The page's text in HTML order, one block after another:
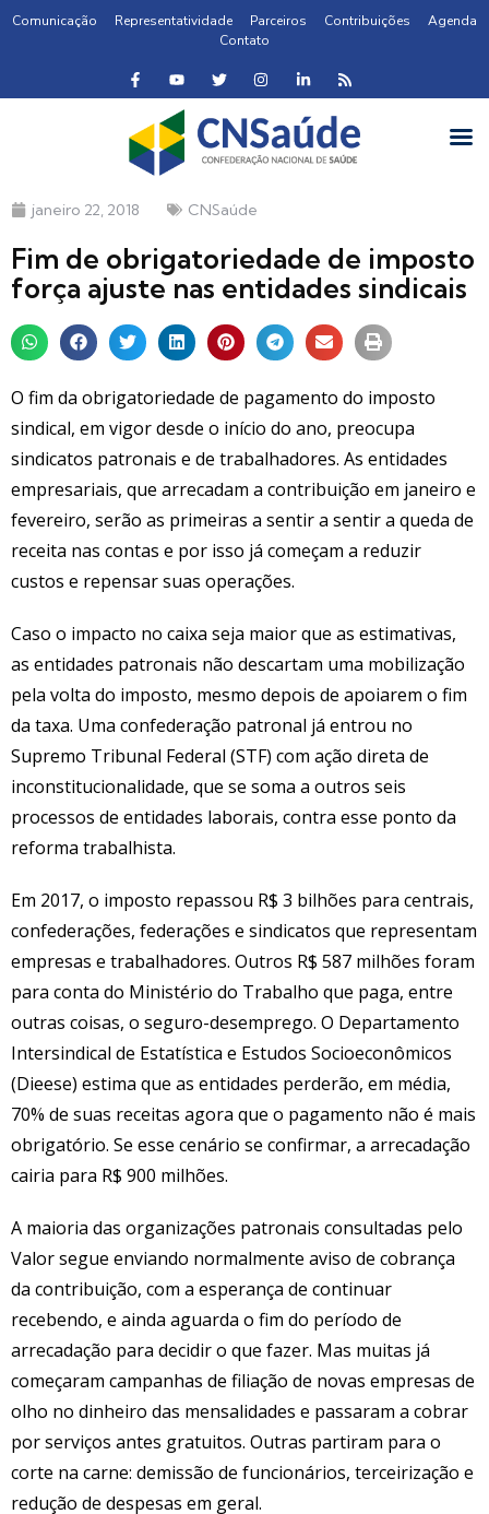
Comunicação Representatividade Parceiros Contribuições
Agenda
Contato
janeiro 22, 2018 CNSaúde
Fim de obrigatoriedade de imposto
força ajuste nas entidades sindicais
O fim da obrigatoriedade de pagamento do imposto
sindical, em vigor desde o início do ano, preocupa
sindicatos patronais e de trabalhadores. As entidades
empresariais, que arrecadam a contribuição em janeiro e
fevereiro, serão as primeiras a sentir a sentir a queda de
receita nas contas e por isso já começam a reduzir
custos e repensar suas operações.
Caso o impacto no caixa seja maior que as estimativas,
as entidades patronais não descartam uma mobilização
pela volta do imposto, mesmo depois de apoiarem o fim
da taxa. Uma confederação patronal já entrou no
Supremo Tribunal Federal (STF) com ação direta de
inconstitucionalidade, que se soma a outros seis
processos de entidades laborais, contra esse ponto da
reforma trabalhista.
Em 2017, o imposto repassou R$ 3 bilhões para centrais,
confederações, federações e sindicatos que representam
empresas e trabalhadores. Outros R$ 587 milhões foram
para conta do Ministério do Trabalho que paga, entre
outras coisas, o seguro-desemprego. O Departamento
Intersindical de Estatística e Estudos Socioeconômicos
(Dieese) estima que as entidades perderão, em média,
70% de suas receitas agora que o pagamento não é mais
obrigatório. Se esse cenário se confirmar, a arrecadação
cairia para R$ 900 milhões.
A maioria das organizações patronais consultadas pelo
Valor segue enviando normalmente aviso de cobrança
da contribuição, com a esperança de continuar
recebendo, e ainda aguarda o fim do período de
arrecadação para decidir o que fazer. Mas muitas já
começaram campanhas de filiação de novas empresas de
olho no dinheiro das mensalidades e passaram a cobrar
por serviços antes gratuitos. Outras partiram para o
corte na carne: demissão de funcionários, terceirização e
redução de despesas em geral.